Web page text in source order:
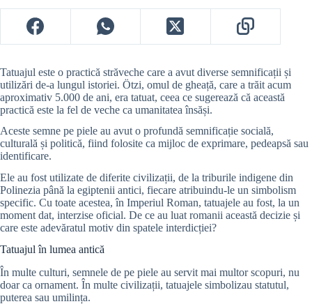
Tatuajul este o practică străveche care a avut diverse semnificații și
utilizări de-a lungul istoriei. Ötzi, omul de gheață, care a trăit acum
aproximativ 5.000 de ani, era tatuat, ceea ce sugerează că această
practică este la fel de veche ca umanitatea însăși.
Aceste semne pe piele au avut o profundă semnificație socială,
culturală și politică, fiind folosite ca mijloc de exprimare, pedeapsă sau
identificare.
Ele au fost utilizate de diferite civilizații, de la triburile indigene din
Polinezia până la egiptenii antici, fiecare atribuindu-le un simbolism
specific. Cu toate acestea, în Imperiul Roman, tatuajele au fost, la un
moment dat, interzise oficial. De ce au luat romanii această decizie și
care este adevăratul motiv din spatele interdicției?
Tatuajul în lumea antică
În multe culturi, semnele de pe piele au servit mai multor scopuri, nu
doar ca ornament. În multe civilizații, tatuajele simbolizau statutul,
puterea sau umilința.